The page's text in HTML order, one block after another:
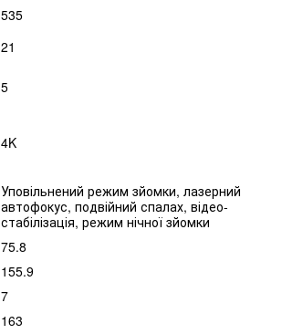
535
21
5
4K
Уповільнений режим зйомки, лазерний
автофокус, подвійний спалах, відео-
стабілізація, режим нічної зйомки
75.8
155.9
7
163